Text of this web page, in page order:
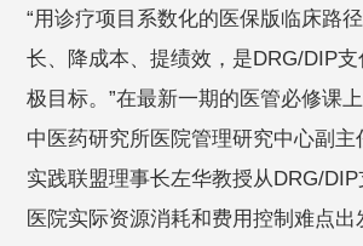
“用诊疗项目系数化的医保版临床路
长、降成本、提绩效，是DRG/DIP
极目标。”在最新一期的医管必修课
中医药研究所医院管理研究中心副主
实践联盟理事长左华教授从DRG/DIP
医院实际资源消耗和费用控制难点